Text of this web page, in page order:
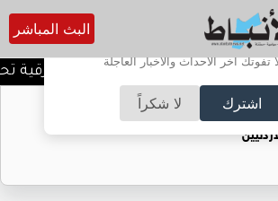
أترغب في تفعيل الإشعارات؟
تفوتك آخر الأحداث والأخبار العاجلة
اشترك لا شكراً
البث المباشر
المنطقة العسكرية الشرقية
الريشة حين يتحول الغاز إلى فرص عمل